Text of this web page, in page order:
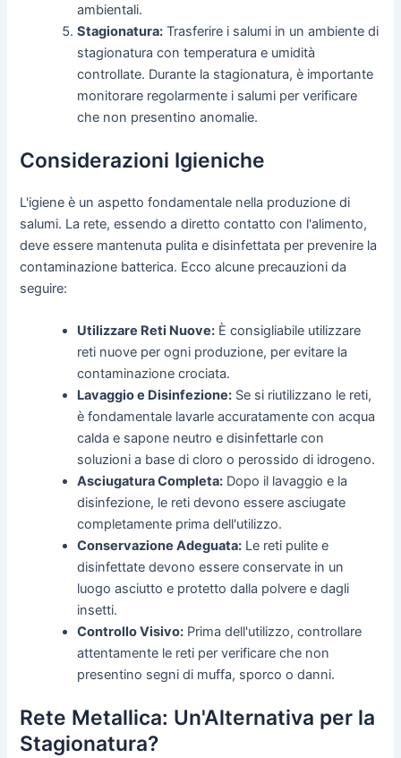
ambientali.
Stagionatura: Trasferire i salumi in un ambiente di
stagionatura con temperatura e umidità
controllate. Durante la stagionatura, è importante
monitorare regolarmente i salumi per verificare
che non presentino anomalie.
Considerazioni Igieniche
L'igiene è un aspetto fondamentale nella produzione di
salumi. La rete, essendo a diretto contatto con l'alimento,
deve essere mantenuta pulita e disinfettata per prevenire la
contaminazione batterica. Ecco alcune precauzioni da
seguire:
Utilizzare Reti Nuove: È consigliabile utilizzare
reti nuove per ogni produzione, per evitare la
contaminazione crociata.
Lavaggio e Disinfezione: Se si riutilizzano le reti,
è fondamentale lavarle accuratamente con acqua
calda e sapone neutro e disinfettarle con
soluzioni a base di cloro o perossido di idrogeno.
Asciugatura Completa: Dopo il lavaggio e la
disinfezione, le reti devono essere asciugate
completamente prima dell'utilizzo.
Conservazione Adeguata: Le reti pulite e
disinfettate devono essere conservate in un
luogo asciutto e protetto dalla polvere e dagli
insetti.
Controllo Visivo: Prima dell'utilizzo, controllare
attentamente le reti per verificare che non
presentino segni di muffa, sporco o danni.
Rete Metallica: Un'Alternativa per la
Stagionatura?